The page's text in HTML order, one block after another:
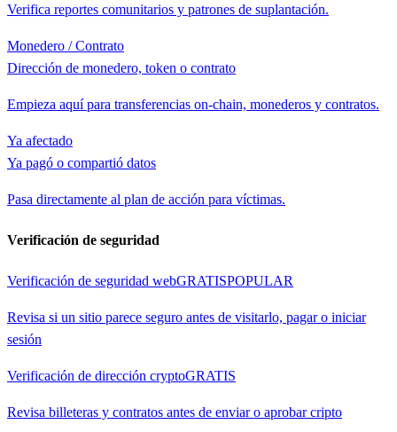
Verifica reportes comunitarios y patrones de suplantación.
Monedero / Contrato
Dirección de monedero, token o contrato
Empieza aquí para transferencias on-chain, monederos y contratos.
Ya afectado
Ya pagó o compartió datos
Pasa directamente al plan de acción para víctimas.
Verificación de seguridad
Verificación de seguridad webGRATISPOPULAR
Revisa si un sitio parece seguro antes de visitarlo, pagar o iniciar
sesión
Verificación de dirección cryptoGRATIS
Revisa billeteras y contratos antes de enviar o aprobar cripto